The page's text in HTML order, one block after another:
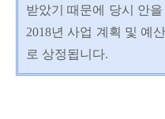
받았기 때문에 당시 안
2018년 사업 계획 및 예
로 상정됩니다.